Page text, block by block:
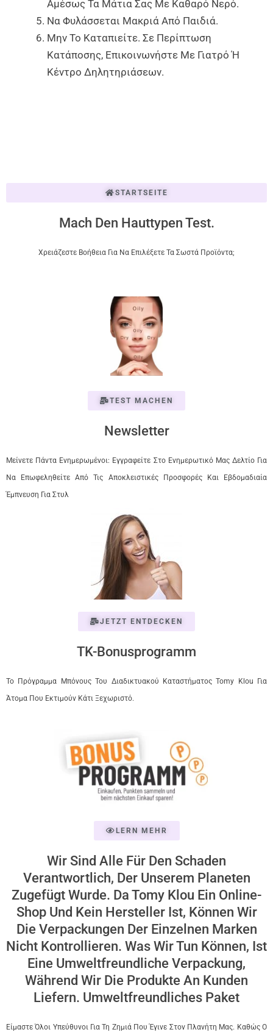
Αμέσως Τα Μάτια Σας Με Καθαρό Νερό.
Να Φυλάσσεται Μακριά Από Παιδιά.
Μην Το Καταπιείτε. Σε Περίπτωση
Κατάποσης, Επικοινωνήστε Με Γιατρό Ή
Κέντρο Δηλητηριάσεων.
STARTSEITE
Mach Den Hauttypen Test.
Χρειάζεστε Βοήθεια Για Να Επιλέξετε Τα Σωστά Προϊόντα;
TEST MACHEN
Newsletter
Μείνετε Πάντα Ενημερωμένοι: Εγγραφείτε Στο Ενημερωτικό Μας Δελτίο Για
Να Επωφεληθείτε Από Τις Αποκλειστικές Προσφορές Και Εβδομαδιαία
Έμπνευση Για Στυλ
JETZT ENTDECKEN
TK-Bonusprogramm
Το Πρόγραμμα Μπόνους Του Διαδικτυακού Καταστήματος Tomy Klou Για
Άτομα Που Εκτιμούν Κάτι Ξεχωριστό.
LERN MEHR
Wir Sind Alle Für Den Schaden
Verantwortlich, Der Unserem Planeten
Zugefügt Wurde. Da Tomy Klou Ein Online-
Shop Und Kein Hersteller Ist, Können Wir
Die Verpackungen Der Einzelnen Marken
Nicht Kontrollieren. Was Wir Tun Können, Ist
Eine Umweltfreundliche Verpackung,
Während Wir Die Produkte An Kunden
Liefern. Umweltfreundliches Paket
Είμαστε Όλοι Υπεύθυνοι Για Τη Ζημιά Που Έγινε Στον Πλανήτη Μας. Καθώς Ο